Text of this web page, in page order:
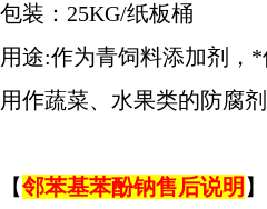
包装：25KG/纸板桶
用途:作为青饲料添加剂，
用作蔬菜、水果类的防腐
【邻苯基苯酚钠售后说明 】